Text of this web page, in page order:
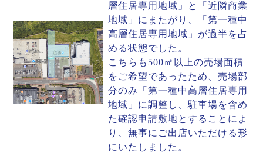
層住居専用地域」と「近隣商業
地域」にまたがり、「第一種中
高層住居専用地域」が過半を占
める状態でした。
こちらも500㎡以上の売場面積
をご希望であったため、売場部
分のみ「第一種中高層住居専用
地域」に調整し、駐車場を含め
た確認申請敷地とすることによ
り、無事にご出店いただける形
にいたしました。